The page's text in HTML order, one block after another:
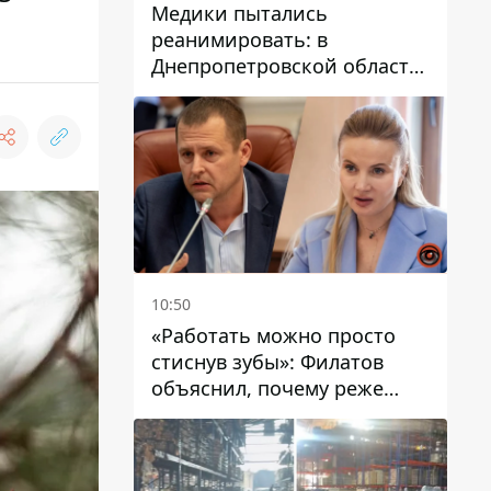
Медики пытались
реанимировать: в
Днепропетровской области
двухлетний мальчик утонул
в бассейне
10:50
«Работать можно просто
стиснув зубы»: Филатов
объяснил, почему реже
пишет в соцсетях и
раскритиковал медийность
чиновников